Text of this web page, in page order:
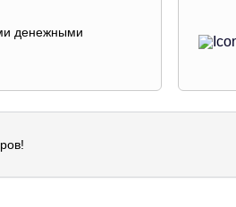
денежными